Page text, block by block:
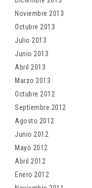
Noviembre 2013
Octubre 2013
Julio 2013
Junio 2013
Abril 2013
Marzo 2013
Octubre 2012
Septiembre 2012
Agosto 2012
Junio 2012
Mayo 2012
Abril 2012
Enero 2012